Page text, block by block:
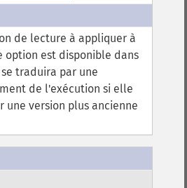
de lecture à appliquer à
option est disponible dans
se traduira par une
de l'exécution si elle
une version plus ancienne